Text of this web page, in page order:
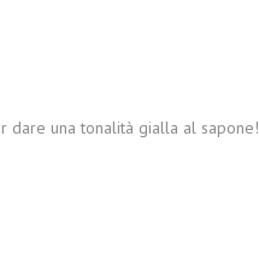
dare una tonalità gialla al sapone!